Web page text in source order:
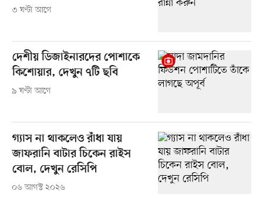
৩ ঘণ্টা আগে
দেশীয় ডিজাইনারদের পোশাকে
কিশোয়ার, দেখুন ৭টি ছবি
৯ ঘণ্টা আগে
গ্যাস না থাকলেও রাঁধা যায়
জাফরানি বাটার চিকেন রাইস
বোল, দেখুন রেসিপি
০৬ আগস্ট ২০২৬